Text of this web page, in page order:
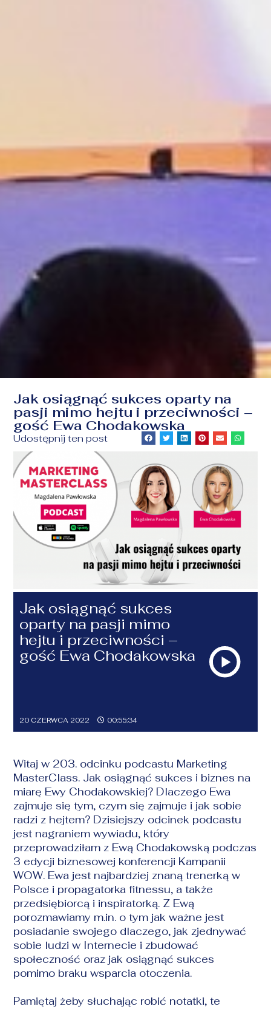
Jak osiągnąć sukces oparty na
pasji mimo hejtu i przeciwności –
gość Ewa Chodakowska
Udostępnij ten post
Jak osiągnąć sukces
oparty na pasji mimo
hejtu i przeciwności –
gość Ewa Chodakowska
20 CZERWCA 2022 00:55:34
Witaj w 203. odcinku podcastu Marketing
MasterClass. Jak osiągnąć sukces i biznes na
miarę Ewy Chodakowskiej? Dlaczego Ewa
zajmuje się tym, czym się zajmuje i jak sobie
radzi z hejtem? Dzisiejszy odcinek podcastu
jest nagraniem wywiadu, który
przeprowadziłam z Ewą Chodakowską podczas
3 edycji biznesowej konferencji Kampanii
WOW. Ewa jest najbardziej znaną trenerką w
Polsce i propagatorka fitnessu, a także
przedsiębiorcą i inspiratorką. Z Ewą
porozmawiamy m.in. o tym jak ważne jest
posiadanie swojego dlaczego, jak zjednywać
sobie ludzi w Internecie i zbudować
społeczność oraz jak osiągnąć sukces
pomimo braku wsparcia otoczenia.
Pamiętaj żeby słuchając robić notatki, te